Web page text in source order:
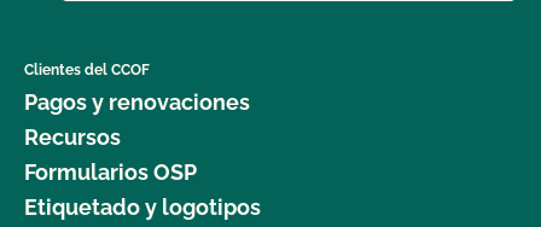
Clientes del CCOF
Pagos y renovaciones
Recursos
Formularios OSP
Etiquetado y logotipos